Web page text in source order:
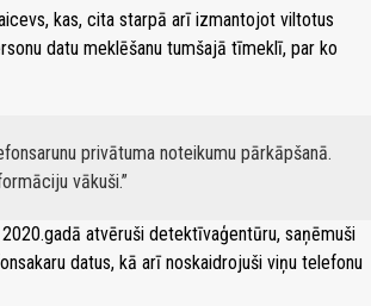
kas, cita starpā arī izmantojot viltotus
datu meklēšanu tumšajā tīmeklī, par ko
privātuma noteikumu pārkāpšanā.
vākuši.
atvēruši detektīvaģentūru, saņēmuši
datus, kā arī noskaidrojuši viņu telefonu